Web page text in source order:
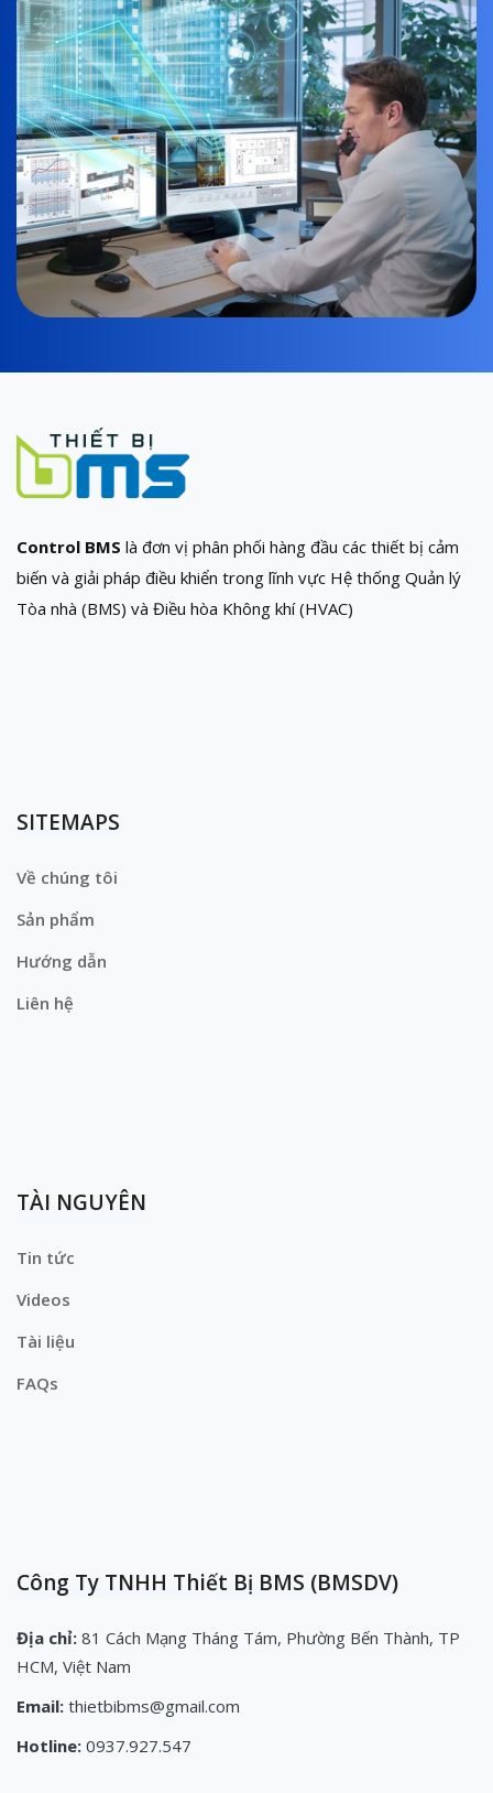
Control BMS là đơn vị phân phối hàng đầu các thiết bị cảm
biến và giải pháp điều khiển trong lĩnh vực Hệ thống Quản lý
Tòa nhà (BMS) và Điều hòa Không khí (HVAC)
SITEMAPS
Về chúng tôi
Sản phẩm
Hướng dẫn
Liên hệ
TÀI NGUYÊN
Tin tức
Videos
Tài liệu
FAQs
Công Ty TNHH Thiết Bị BMS (BMSDV)
Địa chỉ: 81 Cách Mạng Tháng Tám, Phường Bến Thành, TP
HCM, Việt Nam
Email: thietbibms@gmail.com
Hotline: 0937.927.547